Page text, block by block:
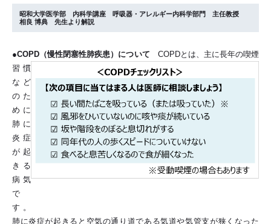
昭和大学医学部 内科学講座 呼吸器・アレルギー内科学部門 主任教授
相良 博典 先生より解説
●COPD（慢性閉塞性肺疾患）について COPDとは、主に長年の喫煙
習慣
など
のた
めに
肺に
炎症
が起
きる
病気
で
す。
肺に炎症が起きると空気の通り道である気道や気管支が狭くなった